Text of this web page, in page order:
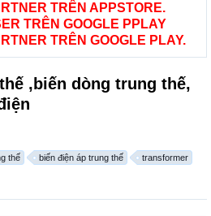
TRÊN APPSTORE.
TRÊN GOOGLE PPLAY
TRÊN GOOGLE PLAY.
,biến dòng trung thế,
thế biến điện áp trung thế
transformer